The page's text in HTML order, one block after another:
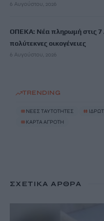
6 Αυγούστου, 2026
ΟΠΕΚΑ: Νέα πληρωμή στις 7
πολύτεκνες οικογένειες
6 Αυγούστου, 2026
TRENDING
# ΝΕΕΣ ΤΑΥΤΟΤΗΤΕΣ #
# ΚΑΡΤΑ ΑΓΡΟΤΗ
ΣΧΕΤΙΚΆ ΆΡΘΡΑ